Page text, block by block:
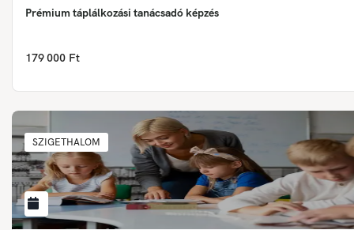
Prémium táplálkozási tanácsadó képzés
179 000 Ft
SZIGETHALOM